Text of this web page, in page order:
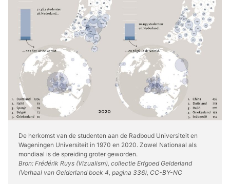
De herkomst van de studenten aan de Radboud Universiteit en
Wageningen Universiteit in 1970 en 2020. Zowel Nationaal als
mondiaal is de spreiding groter geworden.
Bron: Frédérik Ruys (Vizualism), collectie Erfgoed Gelderland
(Verhaal van Gelderland boek 4, pagina 336), CC-BY-NC